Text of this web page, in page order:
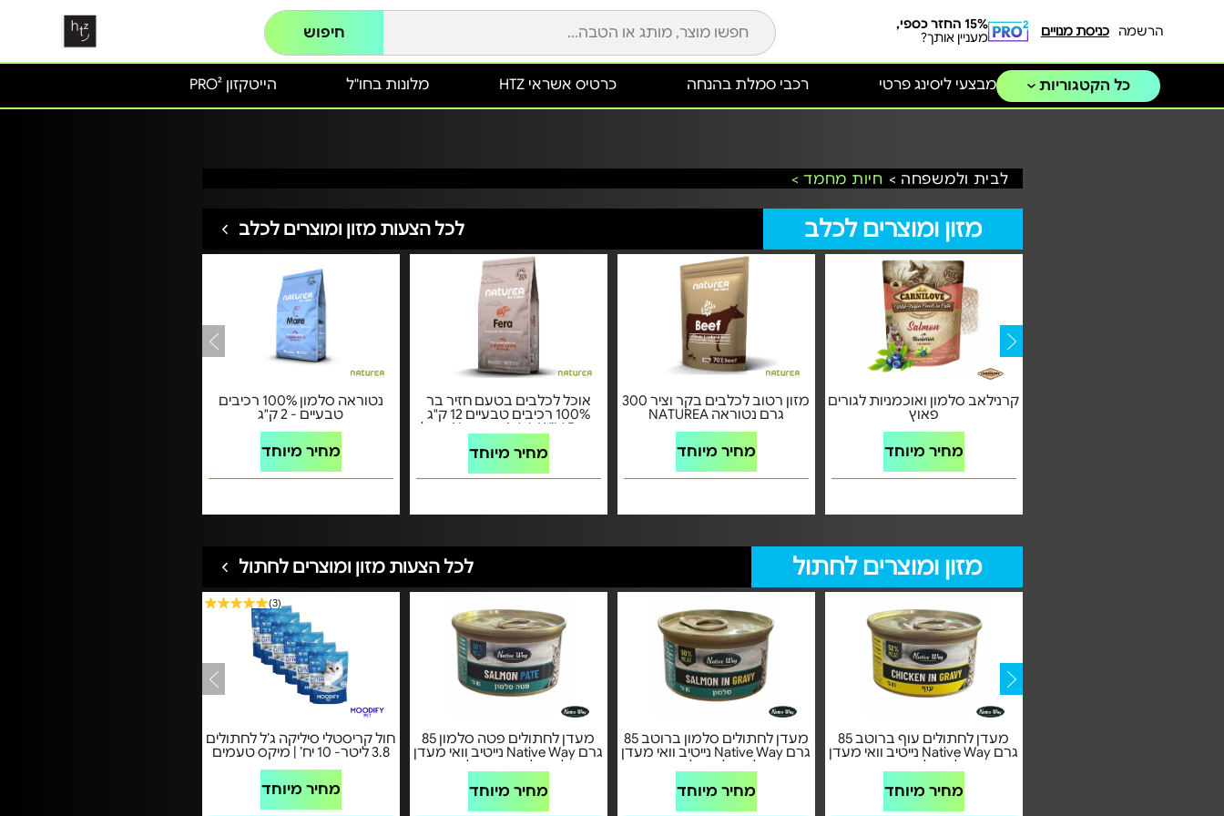
הרשמה כניסת מנויים
15% החזר כספי,
מעניין אותך?
חיפוש
כל הקטגוריות הייטקזון PRO² מלונות בחו"ל כרטיס אשראי HTZ מבצעי ליסינג פרטי רכבי סמלת בהנחה
לבית ולמשפחה > חיות מחמד >
מזון ומוצרים לכלב לכל הצעות מזון ומוצרים לכלב
נטוראה סלמון 100% רכיבים
טבעיים - 2 ק"ג
מחיר מיוחד
אוכל לכלבים בטעם חזיר בר
100% רכיבים טבעיים 12 ק"ג
Naturea Adult Wild Boar אוכל
מחיר מיוחד
מזון רטוב לכלבים בקר וציר 300
גרם נטוראה NATUREA
מחיר מיוחד
קרנילאב סלמון ואוכמניות לגורים
פאוץ
מחיר מיוחד
מזון ומוצרים לחתול לכל הצעות מזון ומוצרים לחתול
(3)
חול קריסטלי סיליקה ג’ל לחתולים
3.8 ליטר- 10 יח’ | מיקס טעמים
מחיר מיוחד
מעדן לחתולים פטה סלמון 85
גרם Native Way נייטיב וואי מעדן
לחתולים פטה סלמון
מחיר מיוחד
מעדן לחתולים סלמון ברוטב 85
גרם Native Way נייטיב וואי מעדן
לחתולים סלמון
מחיר מיוחד
מעדן לחתולים עוף ברוטב 85
גרם Native Way נייטיב וואי מעדן
לחתולים עוף
מחיר מיוחד